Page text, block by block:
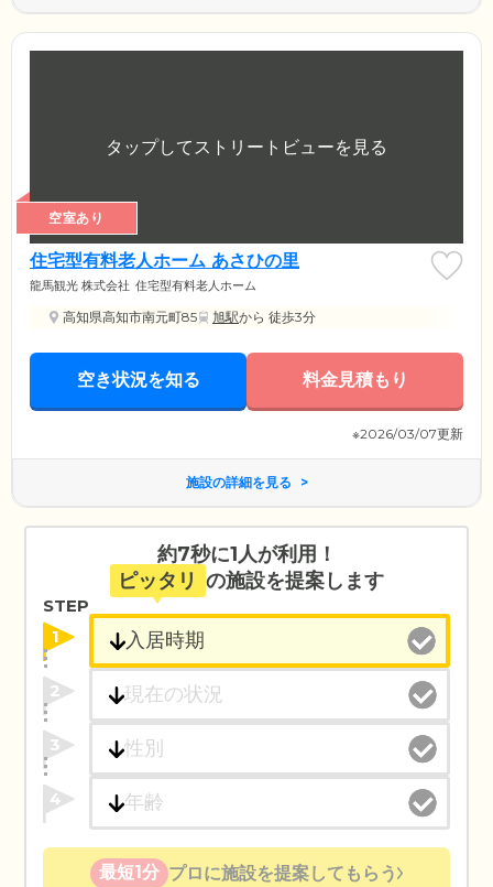
空室あり
住宅型有料老人ホーム あさひの里
龍馬観光 株式会社 住宅型有料老人ホーム
高知県高知市南元町85 旭駅から 徒歩3分
空き状況を知る 料金見積もり
※2026/03/07更新
施設の詳細を見る
約7秒に1人が利用！
ピッタリ の施設を提案します
STEP
1
2
3
4
最短1分 プロに施設を提案してもらう